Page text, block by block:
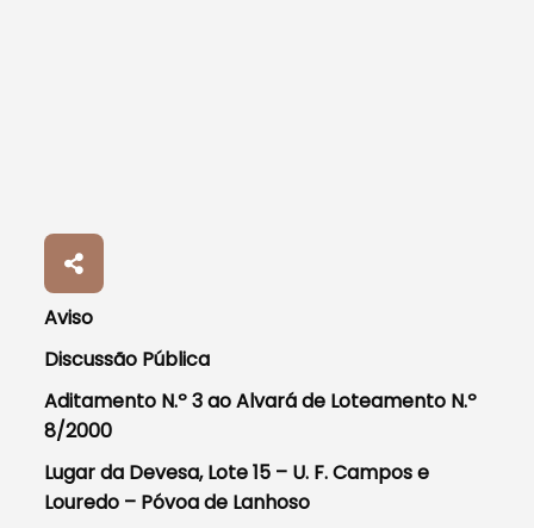
Aviso
Discussão Pública
Aditamento N.º 3 ao Alvará de Loteamento N.º
8/2000
Lugar da Devesa, Lote 15 – U. F. Campos e
Louredo – Póvoa de Lanhoso